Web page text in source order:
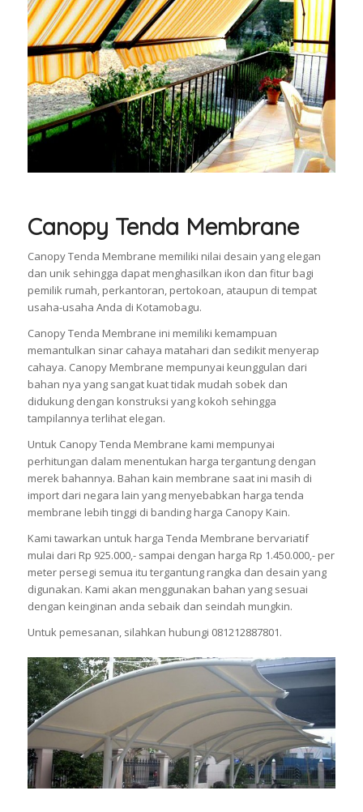
Canopy Tenda Membrane
Canopy Tenda Membrane memiliki nilai desain yang elegan
dan unik sehingga dapat menghasilkan ikon dan fitur bagi
pemilik rumah, perkantoran, pertokoan, ataupun di tempat
usaha-usaha Anda di Kotamobagu.
Canopy Tenda Membrane ini memiliki kemampuan
memantulkan sinar cahaya matahari dan sedikit menyerap
cahaya. Canopy Membrane mempunyai keunggulan dari
bahan nya yang sangat kuat tidak mudah sobek dan
didukung dengan konstruksi yang kokoh sehingga
tampilannya terlihat elegan.
Untuk Canopy Tenda Membrane kami mempunyai
perhitungan dalam menentukan harga tergantung dengan
merek bahannya. Bahan kain membrane saat ini masih di
import dari negara lain yang menyebabkan harga tenda
membrane lebih tinggi di banding harga Canopy Kain.
Kami tawarkan untuk harga Tenda Membrane bervariatif
mulai dari Rp 925.000,- sampai dengan harga Rp 1.450.000,- per
meter persegi semua itu tergantung rangka dan desain yang
digunakan. Kami akan menggunakan bahan yang sesuai
dengan keinginan anda sebaik dan seindah mungkin.
Untuk pemesanan, silahkan hubungi 081212887801.